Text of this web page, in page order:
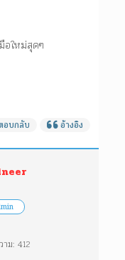
อใหม่สุดๆ
อบกลับ อ้างอิง
าม: 412